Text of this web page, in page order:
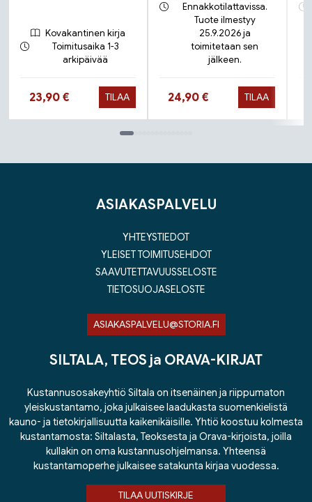
Kovakantinen kirja
Toimitusaika 1-3
arkipäivää
Hinta nyt
23,90 € TILAA
Ennakkotilattavissa.
Tuote ilmestyy
25.9.2026 ja
toimitetaan sen
jälkeen.
Hinta nyt
24,90 € TILAA
ASIAKASPALVELU
YHTEYSTIEDOT
YLEISET TOIMITUSEHDOT
SAAVUTETTAVUUSSELOSTE
TIETOSUOJASELOSTE
ASIAKASPALVELU@STORIA.FI
SILTALA, TEOS ja ORAVA-KIRJAT
Kustannusosakeyhtiö Siltala on itsenäinen ja riippumaton
yleiskustantamo, joka julkaisee laadukasta suomenkielistä
kauno- ja tietokirjallisuutta kaikenikäisille. Yhtiö koostuu kolmesta
kustantamosta: Siltalasta, Teoksesta ja Orava-kirjoista, joilla
kullakin on oma kustannusohjelmansa. Yhteensä
kustantamoperhe julkaisee satakunta kirjaa vuodessa.
TILAA UUTISKIRJE